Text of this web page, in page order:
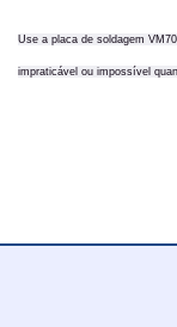
Use a placa de soldagem
impraticável ou impossível